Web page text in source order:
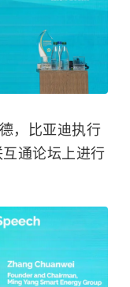
，比亚迪执行
通论坛上进行